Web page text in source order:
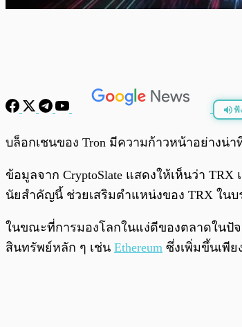
ฟั
พร้อมเล่น
บล็อกเชนของ Tron มีความก้าวหน้าอย่างน่
ข้อมูลจาก CryptoSlate แสดงให้เห็นว่า
นัยสำคัญนี้ ช่วยเสริมตำแหน่งของ TRX ใน
ในขณะที่การมองโลกในแง่ดีของตลาดในปั
สินทรัพย์หลัก ๆ เช่น Ethereum ซึ่งเพิ่มขึ้นเพีย